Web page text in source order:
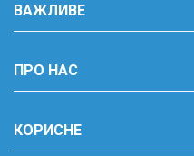
ВАЖЛИВЕ
ПРО НАС
КОРИСНЕ